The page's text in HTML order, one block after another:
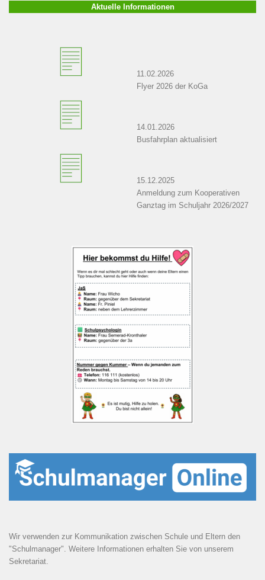
Aktuelle Informationen
11.02.2026
Flyer 2026 der KoGa
14.01.2026
Busfahrplan aktualisiert
15.12.2025
Anmeldung zum Kooperativen
Ganztag im Schuljahr 2026/2027
Wir verwenden zur Kommunikation zwischen Schule und Eltern den
"Schulmanager". Weitere Informationen erhalten Sie von unserem
Sekretariat.